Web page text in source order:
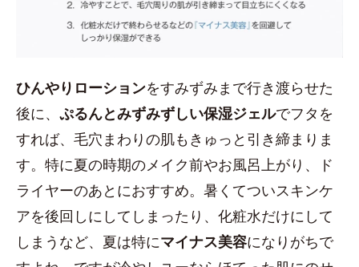
ひんやりローションをすみずみまで行き渡らせた
後に、 ぷるんとみずみずしい保湿ジェルでフタを
すれば、毛穴まわりの肌もきゅっと引き締まりま
す。特に夏の時期のメイク前やお風呂上がり、ド
ライヤーのあとにおすすめ。暑くてついスキンケ
アを後回しにしてしまったり、化粧水だけにして
しまうなど、夏は特にマイナス美容になりがちで